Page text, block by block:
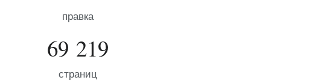
правка
69 219
страниц